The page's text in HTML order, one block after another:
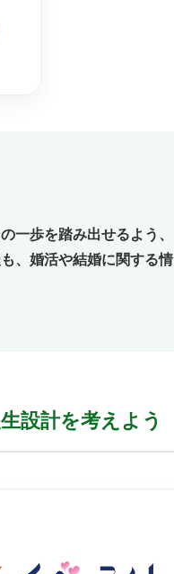
一歩を踏み出せるよう、
、婚活や結婚に関する情
設計を考えよう